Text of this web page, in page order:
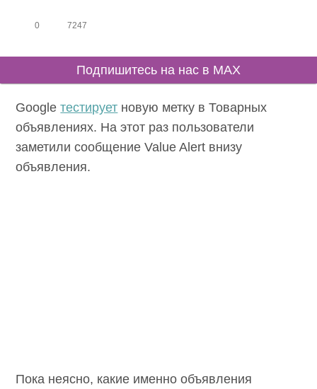
0 7247
Подпишитесь на нас в MAX
Googleтестирует новую метку в Товарных
объявлениях. На этот раз пользователи
заметили сообщение Value Alert внизу
объявления.
Пока неясно, какие именно объявления